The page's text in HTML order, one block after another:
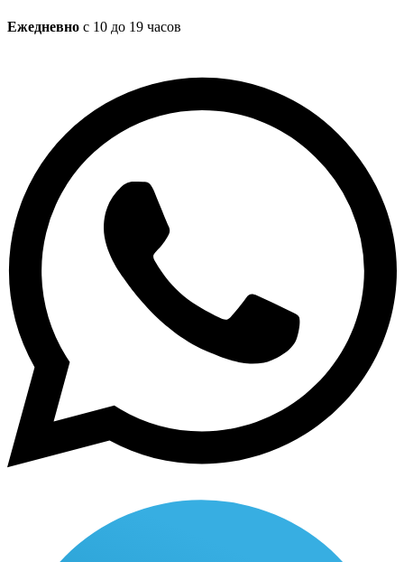
Ежедневно с 10 до 19 часов